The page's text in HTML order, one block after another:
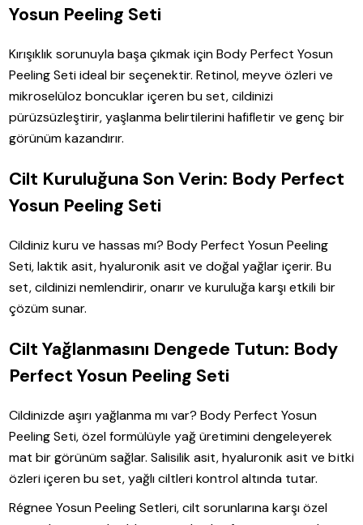
Yosun Peeling Seti
Kırışıklık sorunuyla başa çıkmak için Body Perfect Yosun
Peeling Seti ideal bir seçenektir. Retinol, meyve özleri ve
mikroselüloz boncuklar içeren bu set, cildinizi
pürüzsüzleştirir, yaşlanma belirtilerini hafifletir ve genç bir
görünüm kazandırır.
Cilt Kuruluğuna Son Verin: Body Perfect
Yosun Peeling Seti
Cildiniz kuru ve hassas mı? Body Perfect Yosun Peeling
Seti, laktik asit, hyaluronik asit ve doğal yağlar içerir. Bu
set, cildinizi nemlendirir, onarır ve kuruluğa karşı etkili bir
çözüm sunar.
Cilt Yağlanmasını Dengede Tutun: Body
Perfect Yosun Peeling Seti
Cildinizde aşırı yağlanma mı var? Body Perfect Yosun
Peeling Seti, özel formülüyle yağ üretimini dengeleyerek
mat bir görünüm sağlar. Salisilik asit, hyaluronik asit ve bitki
özleri içeren bu set, yağlı ciltleri kontrol altında tutar.
Régnee Yosun Peeling Setleri, cilt sorunlarına karşı özel